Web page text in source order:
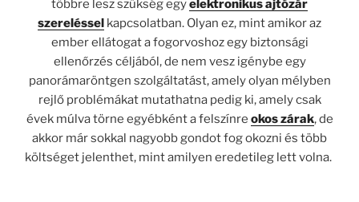
többre lesz szükség egyelektronikus ajtózár
szereléssel kapcsolatban. Olyan ez, mint amikor az
ember ellátogat a fogorvoshoz egy biztonsági
ellenőrzés céljából, de nem vesz igénybe egy
panorámaröntgen szolgáltatást, amely olyan mélyben
rejlő problémákat mutathatna pedig ki, amely csak
évek múlva törne egyébként a felszínre okos zárak, de
akkor már sokkal nagyobb gondot fog okozni és több
költséget jelenthet, mint amilyen eredetileg lett volna.